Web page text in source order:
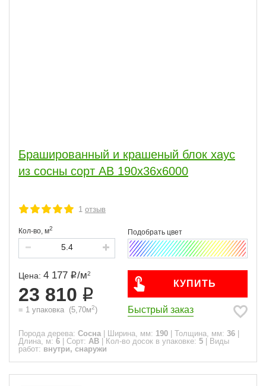
Брашированный и крашеный блок хаус
из сосны сорт АВ 190х36х6000
1 отзыв
Кол-во, м2
Цена: 4 177 /м2
23 810
= 1 упаковка (5,70м2)
КУПИТЬ
Быстрый заказ
Порода дерева: Сосна Ширина, мм: 190 Толщина, мм: 36
Длина, м: 6 Сорт: АВ Кол-во досок в упаковке: 5
Виды
работ: внутри, снаружи